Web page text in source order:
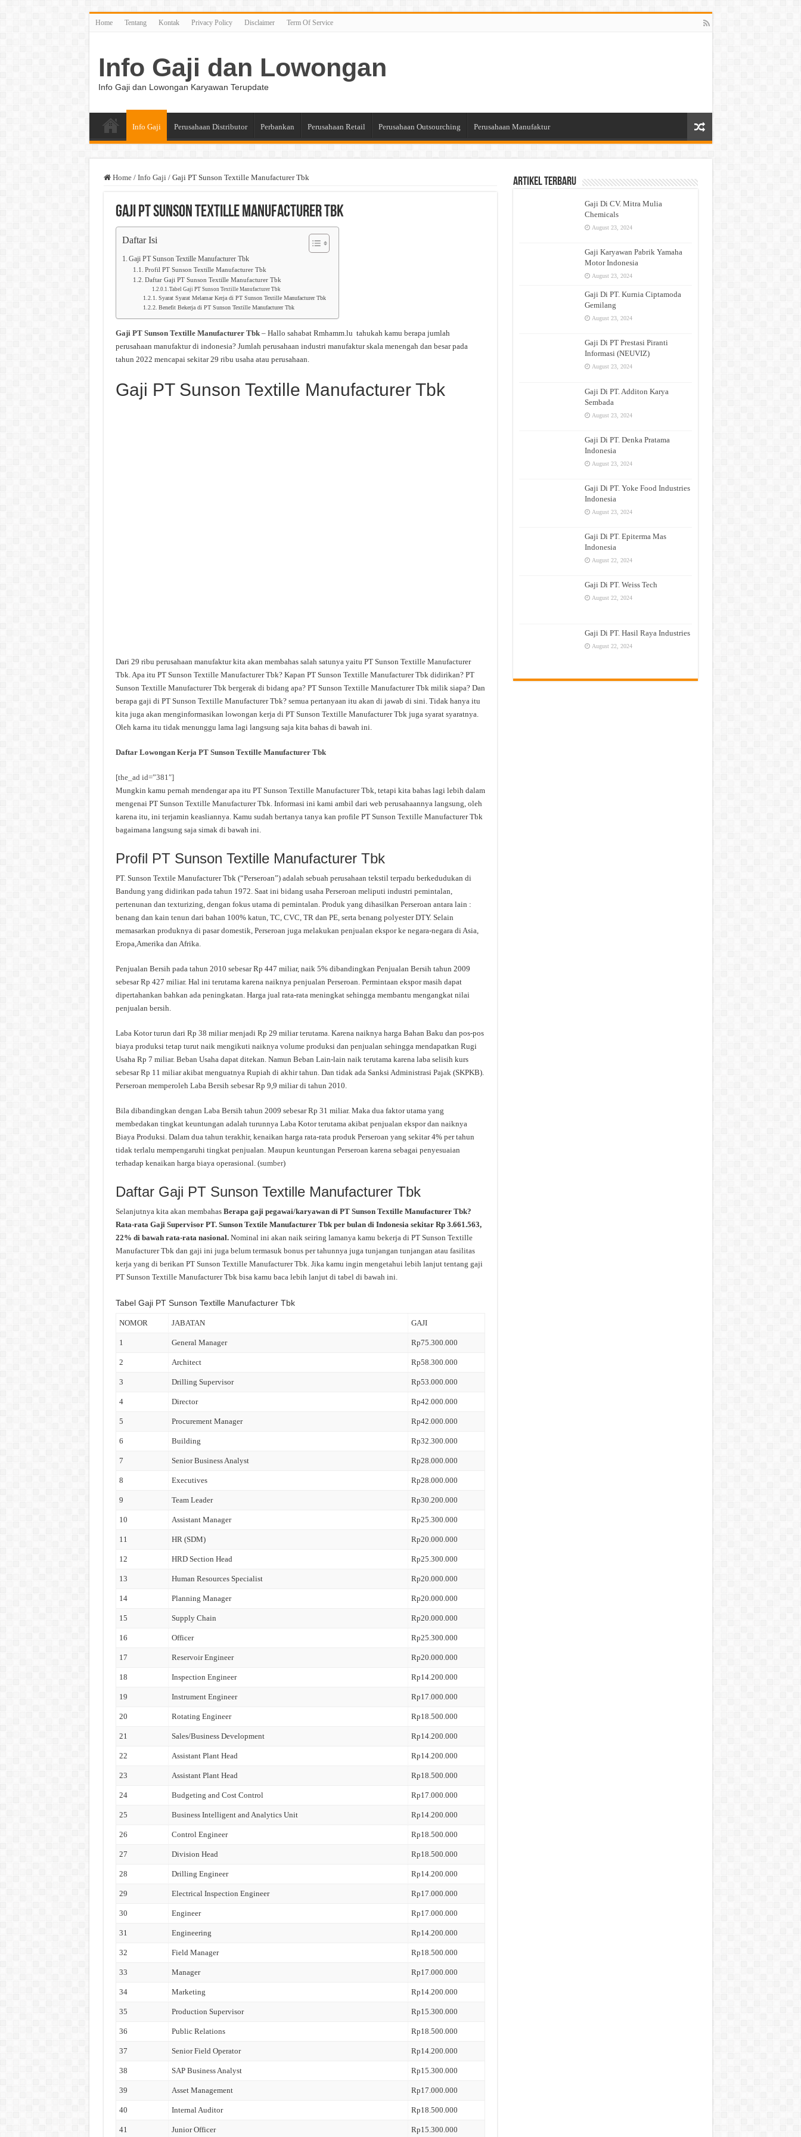
Home Tentang Kontak Privacy Policy Disclaimer Term Of Service
Info Gaji dan Lowongan
Info Gaji dan Lowongan Karyawan Terupdate
Info Gaji Perusahaan Distributor Perbankan Perusahaan Retail Perusahaan Outsourching Perusahaan Manufaktur
Home / Info Gaji / Gaji PT Sunson Textille Manufacturer Tbk
Gaji PT Sunson Textille Manufacturer Tbk
Daftar Isi
Gaji PT Sunson Textille Manufacturer Tbk
Profil PT Sunson Textille Manufacturer Tbk
Daftar Gaji PT Sunson Textille Manufacturer Tbk
Tabel Gaji PT Sunson Textille Manufacturer Tbk
Syarat Syarat Melamar Kerja di PT Sunson Textille Manufacturer Tbk
Benefit Bekerja di PT Sunson Textille Manufacturer Tbk
Gaji PT Sunson Textille Manufacturer Tbk– Hallo sahabat Rmhamm.lu tahukah kamu berapa jumlah
perusahaan manufaktur di indonesia? Jumlah perusahaan industri manufaktur skala menengah dan besar pada
tahun 2022 mencapai sekitar 29 ribu usaha atau perusahaan.
Gaji PT Sunson Textille Manufacturer Tbk
Dari 29 ribu perusahaan manufaktur kita akan membahas salah satunya yaitu PT Sunson Textille Manufacturer
Tbk. Apa itu PT Sunson Textille Manufacturer Tbk? Kapan PT Sunson Textille Manufacturer Tbk didirikan? PT
Sunson Textille Manufacturer Tbk bergerak di bidang apa? PT Sunson Textille Manufacturer Tbk milik siapa? Dan
berapa gaji di PT Sunson Textille Manufacturer Tbk? semua pertanyaan itu akan di jawab di sini. Tidak hanya itu
kita juga akan menginformasikan lowongan kerja di PT Sunson Textille Manufacturer Tbk juga syarat syaratnya.
Oleh karna itu tidak menunggu lama lagi langsung saja kita bahas di bawah ini.
Daftar Lowongan Kerja PT Sunson Textille Manufacturer Tbk
[the_ad id=”381″]
Mungkin kamu pernah mendengar apa itu PT Sunson Textille Manufacturer Tbk, tetapi kita bahas lagi lebih dalam
mengenai PT Sunson Textille Manufacturer Tbk. Informasi ini kami ambil dari web perusahaannya langsung, oleh
karena itu, ini terjamin keasliannya. Kamu sudah bertanya tanya kan profile PT Sunson Textille Manufacturer Tbk
bagaimana langsung saja simak di bawah ini.
Profil PT Sunson Textille Manufacturer Tbk
PT. Sunson Textile Manufacturer Tbk (“Perseroan”) adalah sebuah perusahaan tekstil terpadu berkedudukan di
Bandung yang didirikan pada tahun 1972. Saat ini bidang usaha Perseroan meliputi industri pemintalan,
pertenunan dan texturizing, dengan fokus utama di pemintalan. Produk yang dihasilkan Perseroan antara lain :
benang dan kain tenun dari bahan 100% katun, TC, CVC, TR dan PE, serta benang polyester DTY. Selain
memasarkan produknya di pasar domestik, Perseroan juga melakukan penjualan ekspor ke negara-negara di Asia,
Eropa,Amerika dan Afrika.
Penjualan Bersih pada tahun 2010 sebesar Rp 447 miliar, naik 5% dibandingkan Penjualan Bersih tahun 2009
sebesar Rp 427 miliar. Hal ini terutama karena naiknya penjualan Perseroan. Permintaan ekspor masih dapat
dipertahankan bahkan ada peningkatan. Harga jual rata-rata meningkat sehingga membantu mengangkat nilai
penjualan bersih.
Laba Kotor turun dari Rp 38 miliar menjadi Rp 29 miliar terutama. Karena naiknya harga Bahan Baku dan pos-pos
biaya produksi tetap turut naik mengikuti naiknya volume produksi dan penjualan sehingga mendapatkan Rugi
Usaha Rp 7 miliar. Beban Usaha dapat ditekan. Namun Beban Lain-lain naik terutama karena laba selisih kurs
sebesar Rp 11 miliar akibat menguatnya Rupiah di akhir tahun. Dan tidak ada Sanksi Administrasi Pajak (SKPKB).
Perseroan memperoleh Laba Bersih sebesar Rp 9,9 miliar di tahun 2010.
Bila dibandingkan dengan Laba Bersih tahun 2009 sebesar Rp 31 miliar. Maka dua faktor utama yang
membedakan tingkat keuntungan adalah turunnya Laba Kotor terutama akibat penjualan ekspor dan naiknya
Biaya Produksi. Dalam dua tahun terakhir, kenaikan harga rata-rata produk Perseroan yang sekitar 4% per tahun
tidak terlalu mempengaruhi tingkat penjualan. Maupun keuntungan Perseroan karena sebagai penyesuaian
terhadap kenaikan harga biaya operasional. (sumber)
Daftar Gaji PT Sunson Textille Manufacturer Tbk
Selanjutnya kita akan membahas Berapa gaji pegawai/karyawan di PT Sunson Textille Manufacturer Tbk?
Rata-rata Gaji Supervisor PT. Sunson Textile Manufacturer Tbk per bulan di Indonesia sekitar Rp 3.661.563,
22% di bawah rata-rata nasional. Nominal ini akan naik seiring lamanya kamu bekerja di PT Sunson Textille
Manufacturer Tbk dan gaji ini juga belum termasuk bonus per tahunnya juga tunjangan tunjangan atau fasilitas
kerja yang di berikan PT Sunson Textille Manufacturer Tbk. Jika kamu ingin mengetahui lebih lanjut tentang gaji
PT Sunson Textille Manufacturer Tbk bisa kamu baca lebih lanjut di tabel di bawah ini.
Tabel Gaji PT Sunson Textille Manufacturer Tbk
NOMOR JABATAN GAJI
1 General Manager Rp75.300.000
2 Architect Rp58.300.000
3 Drilling Supervisor Rp53.000.000
4 Director Rp42.000.000
5 Procurement Manager Rp42.000.000
6 Building Rp32.300.000
7 Senior Business Analyst Rp28.000.000
8 Executives Rp28.000.000
9 Team Leader Rp30.200.000
10 Assistant Manager Rp25.300.000
11 HR (SDM) Rp20.000.000
12 HRD Section Head Rp25.300.000
13 Human Resources Specialist Rp20.000.000
14 Planning Manager Rp20.000.000
15 Supply Chain Rp20.000.000
16 Officer Rp25.300.000
17 Reservoir Engineer Rp20.000.000
18 Inspection Engineer Rp14.200.000
19 Instrument Engineer Rp17.000.000
20 Rotating Engineer Rp18.500.000
21 Sales/Business Development Rp14.200.000
22 Assistant Plant Head Rp14.200.000
23 Assistant Plant Head Rp18.500.000
24 Budgeting and Cost Control Rp17.000.000
25 Business Intelligent and Analytics Unit Rp14.200.000
26 Control Engineer Rp18.500.000
27 Division Head Rp18.500.000
28 Drilling Engineer Rp14.200.000
29 Electrical Inspection Engineer Rp17.000.000
30 Engineer Rp17.000.000
31 Engineering Rp14.200.000
32 Field Manager Rp18.500.000
33 Manager Rp17.000.000
34 Marketing Rp14.200.000
35 Production Supervisor Rp15.300.000
36 Public Relations Rp18.500.000
37 Senior Field Operator Rp14.200.000
38 SAP Business Analyst Rp15.300.000
39 Asset Management Rp17.000.000
40 Internal Auditor Rp18.500.000
41 Junior Officer Rp15.300.000
Artikel Terbaru
Gaji Di CV. Mitra Mulia
Chemicals
August 23, 2024
Gaji Karyawan Pabrik Yamaha
Motor Indonesia
August 23, 2024
Gaji Di PT. Kurnia Ciptamoda
Gemilang
August 23, 2024
Gaji Di PT Prestasi Piranti
Informasi (NEUVIZ)
August 23, 2024
Gaji Di PT. Additon Karya
Sembada
August 23, 2024
Gaji Di PT. Denka Pratama
Indonesia
August 23, 2024
Gaji Di PT. Yoke Food Industries
Indonesia
August 23, 2024
Gaji Di PT. Epiterma Mas
Indonesia
August 22, 2024
Gaji Di PT. Weiss Tech
August 22, 2024
Gaji Di PT. Hasil Raya Industries
August 22, 2024